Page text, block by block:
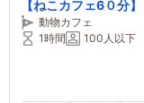
【ねこカフェ6０分
動物カフェ
1時間
100人以下